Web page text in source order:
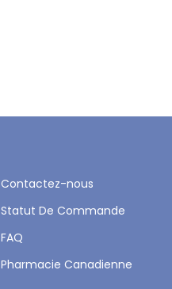
Contactez-nous
Statut De Commande
FAQ
Pharmacie Canadienne